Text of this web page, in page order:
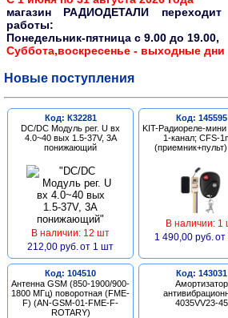
магазин РАДИОДЕТАЛИ
работы:
Понедельник-пятница c 9.00 до 19.00,
Суббота,воскресенье - выходные дни
Новые поступления
Код: К32281
DC/DC Модуль рег. U вх
4.0~40 вых 1.5-37V, 3A
понижающий
В наличии: 12 шт
212,00 руб. от 1 шт
Код: 145595
KIT-Радиореле-мини
1-канал; CFS-
В наличии: 1
1 490,00 руб.
Код: 104510
Антенна GSM (850-1900/900-
1800 МГц) поворотная (FME-
F) (AN-GSM-01-FME-F-
ROTARY)
Код: 143031
Амортизатор
4035VV23-45